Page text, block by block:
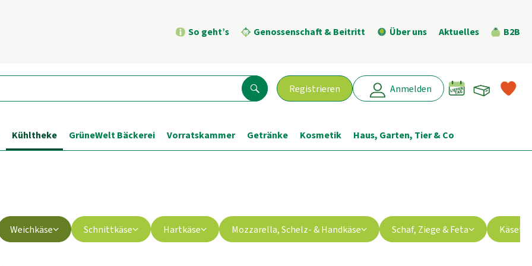
So geht’s Genossenschaft & Beitritt Über uns Aktuelles B2B
Registrieren Anmelden
Suchen
Kühltheke GrüneWelt Bäckerei Vorratskammer Getränke Kosmetik Haus, Garten, Tier & Co
Weichkäse Schnittkäse Hartkäse Mozzarella, Schelz- & Handkäse Schaf, Ziege & Feta